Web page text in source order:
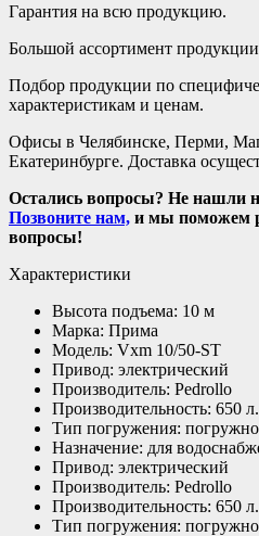
Гарантия на всю продукцию.
Большой ассортимент
Подбор продукции по
характеристикам и ценам.
Офисы в Челябинске, Перми,
Екатеринбурге. Доставка
Остались вопросы? Не нашли
Позвоните нам, и мы поможем
вопросы!
Характеристики
Высота подъема: 10 м
Марка: Прима
Модель: Vxm 10/50-ST
Привод: электрический
Производитель: Pedrollo
Производительность: 650
Тип погружения:
Назначение: для
Привод: электрический
Производитель: Pedrollo
Производительность: 650
Тип погружения: